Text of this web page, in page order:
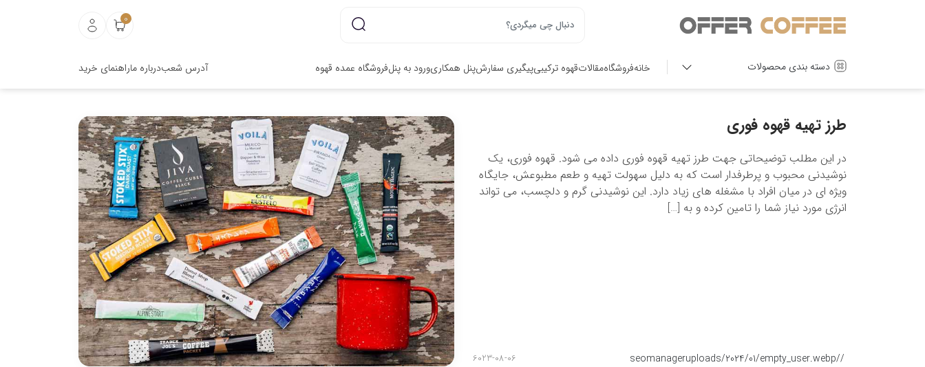
0
دسته بندی محصولات خانهفروشگاهمقالاتقهوه ترکیبیپیگیری سفارشپنل همکاریورود به پنلفروشگاه عمده قهوه آدرس شعبدرباره ماراهنمای خرید
طرز تهیه قهوه فوری
در این مطلب توضیحاتی جهت طرز تهیه قهوه فوری داده می شود. قهوه فوری، یک
نوشیدنی محبوب و پرطرفدار است که به دلیل سهولت تهیه و طعم مطبوعش، جایگاه
ویژه ای در میان افراد با مشغله های زیاد دارد. این نوشیدنی گرم و دلچسب، می تواند
انرژی مورد نیاز شما را تامین کرده و به […]
/
/uploads/2024/01/empty_user.webp
seomanager
6023-08-06